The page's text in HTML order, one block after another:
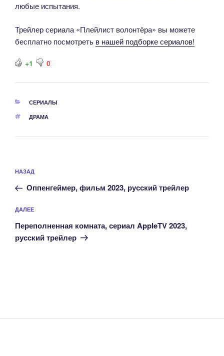
любые испытания.
Трейлер сериала «Плейлист волонтёра» вы можете
бесплатно посмотреть в нашей подборке сериалов!
+1 0
РУБРИКИ
СЕРИАЛЫ
МЕТКИ
ДРАМА
по
записям
Предыдущая
запись:
НАЗАД
Оппенгеймер, фильм 2023, русский трейлер
Следующая
запись
ДАЛЕЕ
Переполненная комната, сериал AppleTV 2023,
русский трейлер